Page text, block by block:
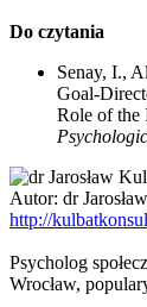
Do czytania
Senay, I.,
Goal-
Role of the
Autor: dr
http://
Psycholog
Wrocław,